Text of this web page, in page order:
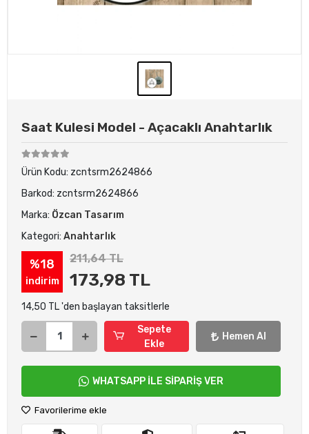
Saat Kulesi Model - Açacaklı Anahtarlık
Ürün Kodu: zcntsrm2624866
Barkod: zcntsrm2624866
Marka: Özcan Tasarım
Kategori: Anahtarlık
%18
indirim
211,64 TL
173,98 TL
14,50 TL 'den başlayan taksitlerle
Sepete
Ekle
Hemen Al
WHATSAPP İLE SİPARİŞ VER
Favorilerime ekle